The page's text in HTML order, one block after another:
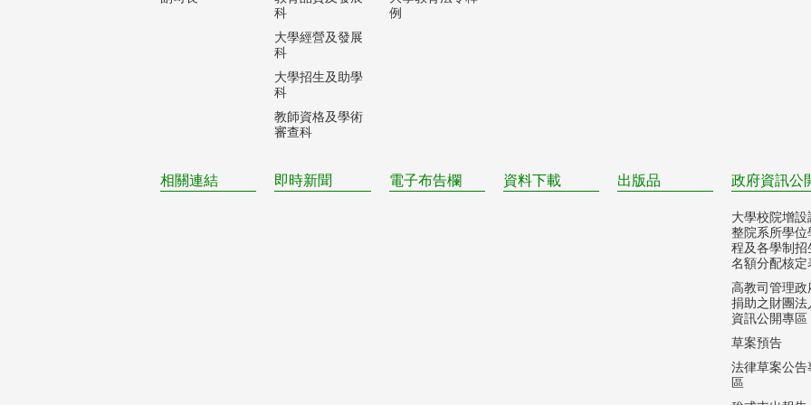
科
大學經營及發展
科
大學招生及助學
科
教師資格及學術
審查科
例
相關連結 即時新聞 電子布告欄 資料下載 出版品 政府資訊公
大學校院增設
整院系所學位
程及各學制招
名額分配核定
高教司管理政
捐助之財團法
資訊公開專區
草案預告
法律草案公告
區